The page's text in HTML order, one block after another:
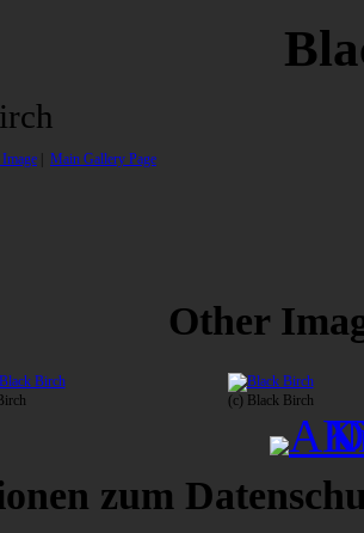
Main Gallery Page
Other
(c) Black Birch
zum